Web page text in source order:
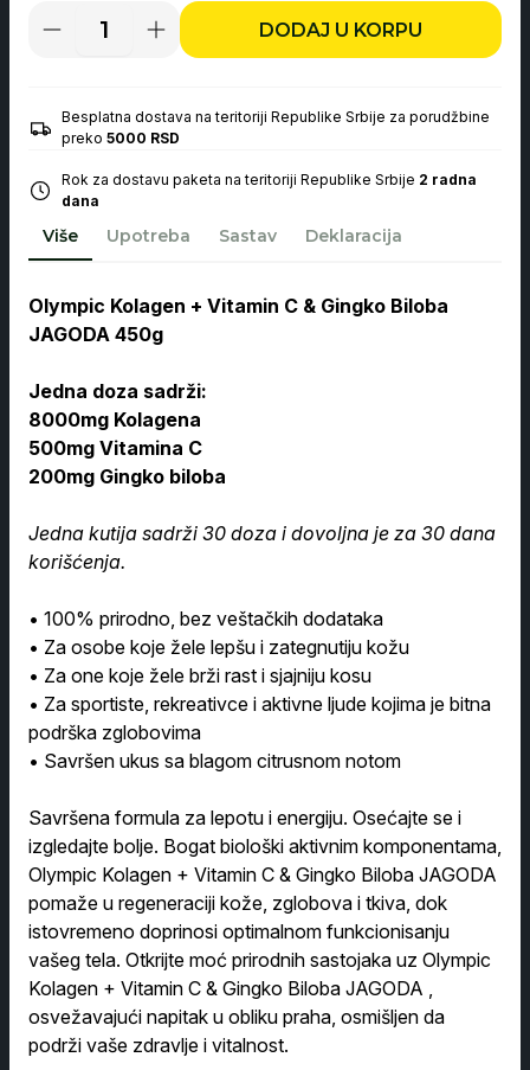
Olympic
&
Gingko
Biloba
JAGODA
450g
količina
DODAJ U KORPU
Besplatna dostava na teritoriji Republike Srbije za porudžbine
preko 5000 RSD
Rok za dostavu paketa na teritoriji Republike Srbije 2 radna
dana
Više Upotreba Sastav Deklaracija
Olympic Kolagen + Vitamin C & Gingko Biloba
JAGODA 450g
Jedna doza sadrži:
8000mg Kolagena
500mg Vitamina C
200mg Gingko biloba
Jedna kutija sadrži 30 doza i dovoljna je za 30 dana
korišćenja.
• 100% prirodno, bez veštačkih dodataka
• Za osobe koje žele lepšu i zategnutiju kožu
• Za one koje žele brži rast i sjajniju kosu
• Za sportiste, rekreativce i aktivne ljude kojima je bitna
podrška zglobovima
• Savršen ukus sa blagom citrusnom notom
Savršena formula za lepotu i energiju. Osećajte se i
izgledajte bolje. Bogat biološki aktivnim komponentama,
Olympic Kolagen + Vitamin C & Gingko Biloba JAGODA
pomaže u regeneraciji kože, zglobova i tkiva, dok
istovremeno doprinosi optimalnom funkcionisanju
vašeg tela. Otkrijte moć prirodnih sastojaka uz Olympic
Kolagen + Vitamin C & Gingko Biloba JAGODA ,
osvežavajući napitak u obliku praha, osmišljen da
podrži vaše zdravlje i vitalnost.